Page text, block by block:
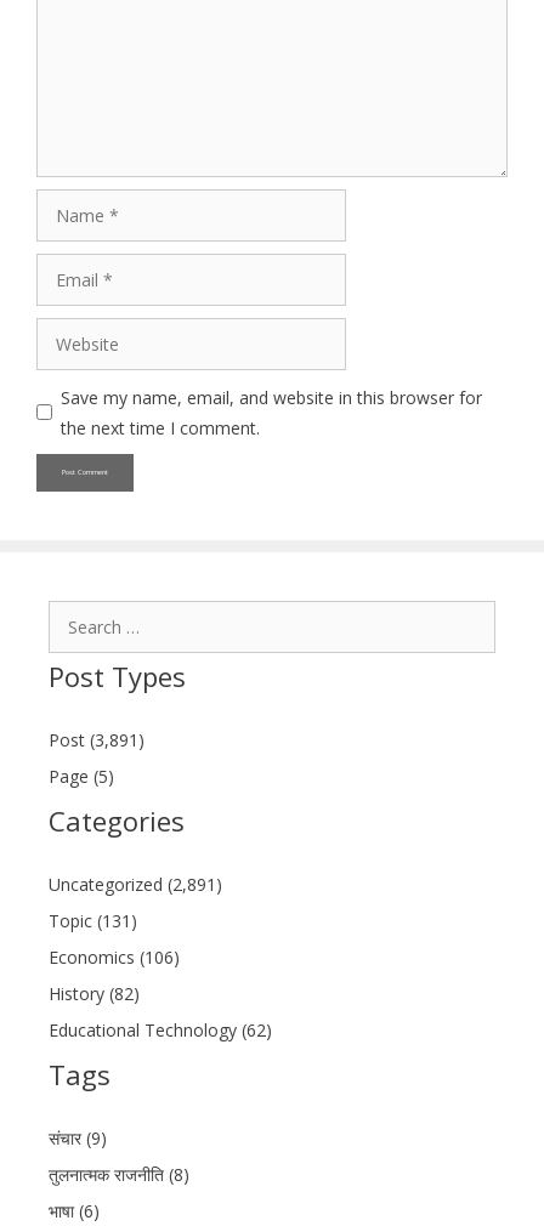
Website
Save my name, email, and website in this browser for
the next time I comment.
Post Types
Post (3,891)
Page (5)
Categories
Uncategorized (2,891)
Topic (131)
Economics (106)
History (82)
Educational Technology (62)
Tags
संचार (9)
तुलनात्मक राजनीति (8)
भाषा (6)